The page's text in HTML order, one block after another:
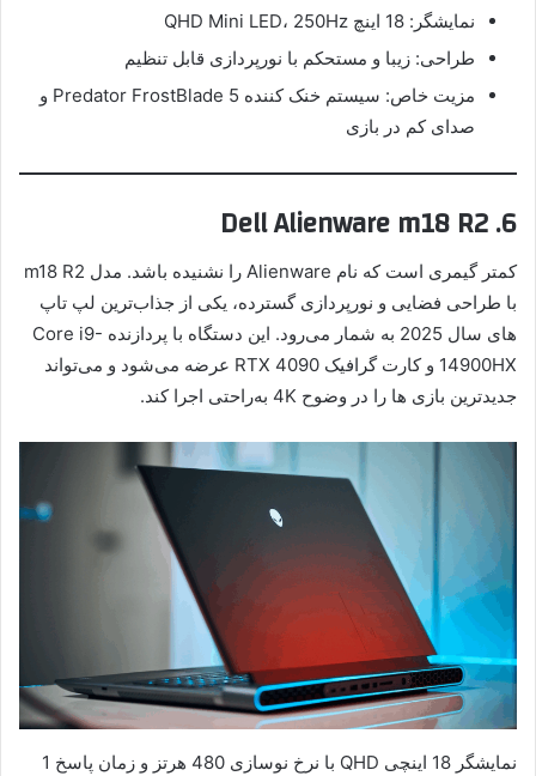
نمایشگر: 18 اینچ QHD Mini LED، 250Hz
طراحی: زیبا و مستحکم با نورپردازی قابل تنظیم
مزیت خاص: سیستم خنک کننده Predator FrostBlade 5 و
صدای کم در بازی
6. Dell Alienware m18 R2
کمتر گیمری است که نام Alienware را نشنیده باشد. مدل m18 R2
با طراحی فضایی و نورپردازی گسترده، یکی از جذاب‌ترین لپ تاپ
های سال 2025 به شمار می‌رود. این دستگاه با پردازنده Core i9-
14900HX و کارت گرافیک RTX 4090 عرضه می‌شود و می‌تواند
جدیدترین بازی ها را در وضوح 4K به‌راحتی اجرا کند.
نمایشگر 18 اینچی QHD با نرخ نوسازی 480 هرتز و زمان پاسخ 1